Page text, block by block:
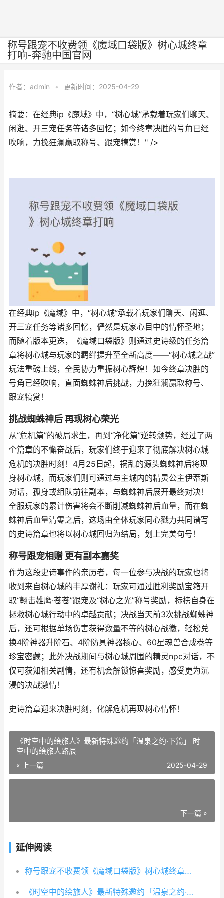
称号跟宠不收费领《魔域口袋版》树心城终章
打响-奔驰中国官网
作者： admin • 更新时间：2025-04-29
摘要：在经典ip《魔域》中，“树心城”承载着玩家们聊天、
闲逛、开三宠任务等诸多回忆；如今终章决胜的号角已经
吹响，力挽狂澜赢取称号、跟宠犒赏！" />
在经典ip《魔域》中，“树心城”承载着玩家们聊天、闲逛、
开三宠任务等诸多回忆，俨然是玩家心目中的情怀圣地；
而随着版本更迭，《魔域口袋版》则通过史诗级的任务篇
章将树心城与玩家的羁绊提升至全新高度——“树心城之战”
玩法重磅上线，全民协力重振树心辉煌！如今终章决胜的
号角已经吹响，直面蜘蛛神后挑战，力挽狂澜赢取称号、
跟宠犒赏！
挑战蜘蛛神后 再现树心荣光
从“危机篇”的破局求生，再到“净化篇”逆转颓势，经过了两
个篇章的不懈奋战后，玩家们终于迎来了彻底解决树心城
危机的决胜时刻！4月25日起，祸乱的源头蜘蛛神后将现
身树心城，而玩家们则可通过与主城内的精灵公主伊蒂斯
对话，孤身或组队前往副本，与蜘蛛神后展开最终对决！
全服玩家的累计伤害将会不断削减蜘蛛神后血量，而在蜘
蛛神后血量清零之后，这场由全体玩家同心戮力共同谱写
的史诗篇章也将以树心城回归为结局，划上完美句号！
称号跟宠相赠 更有副本嘉奖
作为这段史诗事件的亲历者，每一位参与决战的玩家也将
收到来自树心城的丰厚谢礼：玩家可通过胜利奖励宝箱开
取“翱击雄鹰·苍苍”跟宠及“树心之光”称号奖励，标榜自身在
拯救树心城行动中的卓越贡献；决战当天前3次挑战蜘蛛神
后，还可根据单场伤害获得数量不等的树心战徽，轻松兑
换4阶神器升阶石、4阶防具神器核心、60星魂兽合成卷等
珍宝密藏；此外决战期间与树心城周围的精灵npc对话，不
仅可获知相关剧情，还有机会解锁惊喜奖励，感受更为沉
浸的决战激情！
史诗篇章迎来决胜时刻，化解危机再现树心情怀！
《时空中的绘旅人》最新特殊邀约「温泉之约·下篇」 时
空中的绘旅人路辰
« 上一篇 2025-04-29
下一篇 »
延伸阅读
称号跟宠不收费领《魔域口袋版》树心城终章打响
《时空中的绘旅人》最新特殊邀约「温泉之约·下篇」 时空中的绘旅人路辰